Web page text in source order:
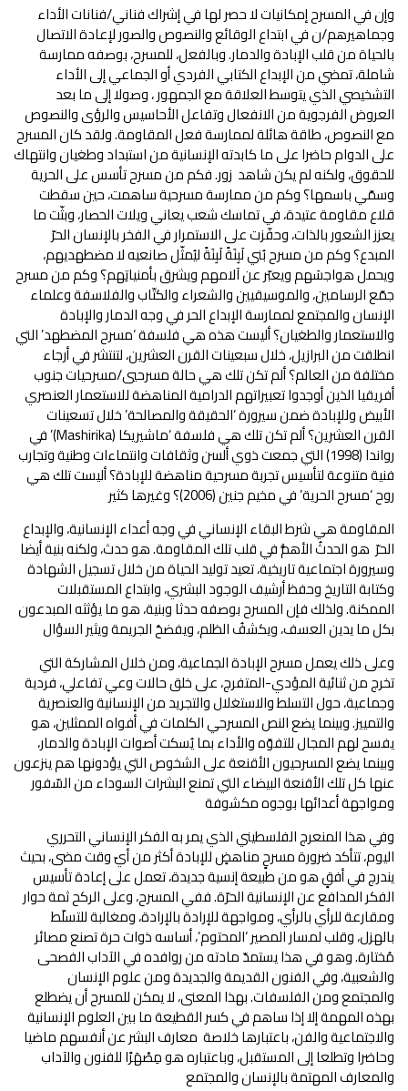
وإن في المسرح إمكانيات لا حصر لها في إشراك فناني/فنانات الأداء
وجماهيرهم/ن في ابتداع الوقائع والنصوص والصور لإعادة الاتصال
بالحياة من قلب الإبادة والدمار. وبالفعل، للمسرح، بوصفه ممارسة
شاملة، تمضي من الإبداع الكتابي الفردي أو الجماعي إلى الأداء
التشخيصي الذي يتوسط العلاقة مع الجمهور ، وصولا إلى ما بعد
العروض الفرجوية من الانفعال وتفاعل الأحاسيس والرؤى والنصوص
مع النصوص، طاقة هائلة لممارسة فعل المقاومة. ولقد كان المسرح
على الدوام حاضرا على ما كابدته الإنسانية من استبداد وطغيان وانتهاك
للحقوق، ولكنه لم يكن شاهد زور. فكم من مسرح تأسس على الحرية
وسمّي باسمها؟ وكم من ممارسة مسرحية ساهمت، حين سقطت
قلاع مقاومة عتيدة، في تماسك شعب يعاني ويلات الحصار، وبثّت ما
يعزز الشعور بالذات، وحفّزت على الاستمرار في الفخر بالإنسان الحرّ
المبدع؟ وكم من مسرح بُني لَبِنَةً لَبِنَةً ليُمثّل صانعيه لا مضطهديهم،
ويحمل هواجسَهم ويعبّر عن آلامهم ويشرق بأمنياتِهم؟ وكم من مسرح
جمّع الرسامين، والموسيقيين والشعراء والكتّاب والفلاسفة وعلماء
الإنسان والمجتمع لممارسة الإبداع الحر في وجه الدمار والإبادة
والاستعمار والطغيان؟ أليست هذه هي فلسفة ‘مسرح المضطهد’ التي
انطلقت من البرازيل، خلال سبعينات القرن العشرين، لتنتشر في أرجاء
مختلفة من العالم؟ ألم تكن تلك هي حالة مسرحيي/مسرحيات جنوب
أفريقيا الذين أوجدوا تعبيراتهم الدرامية المناهضة للاستعمار العنصري
الأبيض وللإبادة ضمن سيرورة ‘الحقيقة والمصالحة’ خلال تسعينات
القرن العشرين؟ ألم تكن تلك هي فلسفة ‘ماشيريكا (Mashirika)’ في
رواندا (1998) التي جمعت ذوي ألسن وثقافات وانتماءات وطنية وتجارب
فنية متنوعة لتأسيس تجربة مسرحية مناهضة للإبادة؟ أليست تلك هي
روح ‘مسرح الحرية’ في مخيم جنين (2006)؟ وغيرها كثير
المقاومة هي شرط البقاء الإنساني في وجه أعداء الإنسانية، واﻹبداع
الحرّ هو الحدثُ الأهمُّ في قلب تلك المقاومة. هو حدث، ولكنه بنية أيضا
وسيرورة اجتماعية تاريخية، تعيد توليد الحياة من خلال تسجيل الشهادة
وكتابة التاريخ وحفظ أرشيف الوجود البشري، وابتداع المستقبلات
الممكنة. ولذلك فإن المسرح بوصفه حدثا وبنية، هو ما يؤثثه المبدعون
بكل ما يدين العسف، ويكشفُ الظلم، ويفضحُ الجريمة ويثير السؤال
وعلى ذلك يعمل مسرح الإبادة الجماعية، ومن خلال المشاركة التي
تخرج من ثنائية المؤدي-المتفرج، على خلق حالات وعي تفاعلي، فردية
وجماعية، حول التسلط والاستغلال والتجريد من الإنسانية والعنصرية
والتمييز. وبينما يضع النص المسرحي الكلمات في أفواه الممثلين، هو
يفسح لهم المجال للتفوّه والأداء بما يُسكت أصوات الإبادة والدمار،
وبينما يضع المسرحيون الأقنعة على الشخوص التي يؤدونها هم ينزعون
عنها كل تلك الأقنعة البيضاء التي تمنع البشرات السوداء من السّفور
ومواجهة أعدائها بوجوه مكشوفة
وفي هذا المنعرج الفلسطيني الذي يمر به الفكر الإنساني التحرري
اليوم، تتأكد ضرورة مسرحٍ مناهضٍ للإبادة أكثر من أيّ وقت مضى، بحيث
يندرج في أفقٍ هو من طبيعة إنسية جديدة، تعمل على إعادة تأسيس
الفكر المدافع عن الإنسانية الحرّة. ففي المسرح، وعلى الركح ثمة حوار
ومقارعة للرأي بالرأي، ومواجهة للإرادة بالإرادة، ومغالبة للتسلّط
بالهزل، وقلب لمسار المصير ‘المحتوم’، أساسه ذوات حرة تصنع مصائر
مُختارة. وهو في هذا يستمدّ مادته من روافده في الآداب الفصحى
والشعبية، وفي الفنون القديمة والجديدة ومن علوم الإنسان
والمجتمع ومن الفلسفات. بهذا المعنى، لا يمكن للمسرح أن يضطلع
بهذه المهمة إلا إذا ساهم في كسر القطيعة ما بين العلوم الإنسانية
والاجتماعية والفن، باعتبارها خلاصة معارف البشر عن أنفسهم ماضيا
وحاضرا وتطلعا إلى المستقبل، وباعتباره هو مِصْهَرًا للفنون والآداب
والمعارف المهتمة بالإنسان والمجتمع